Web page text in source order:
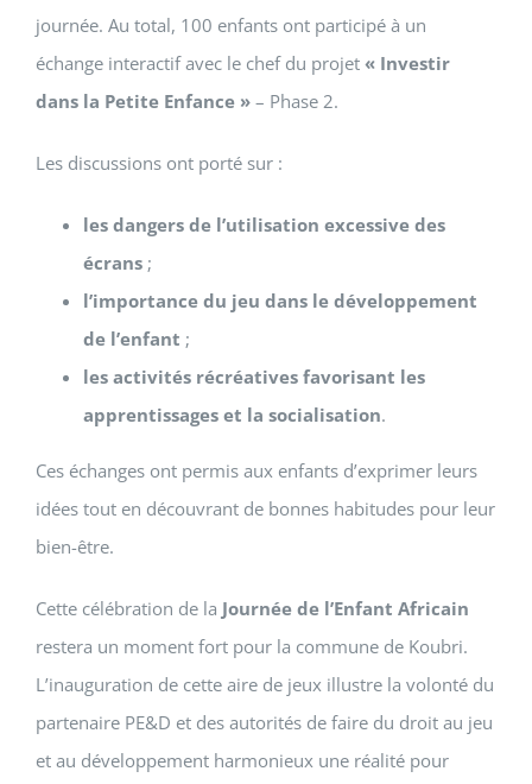
journée. Au total, 100 enfants ont participé à un
échange interactif avec le chef du projet « Investir
dans la Petite Enfance » – Phase 2.
Les discussions ont porté sur :
les dangers de l’utilisation excessive des
écrans ;
l’importance du jeu dans le développement
de l’enfant ;
les activités récréatives favorisant les
apprentissages et la socialisation.
Ces échanges ont permis aux enfants d’exprimer leurs
idées tout en découvrant de bonnes habitudes pour leur
bien-être.
Cette célébration de la Journée de l’Enfant Africain
restera un moment fort pour la commune de Koubri.
L’inauguration de cette aire de jeux illustre la volonté du
partenaire PE&D et des autorités de faire du droit au jeu
et au développement harmonieux une réalité pour